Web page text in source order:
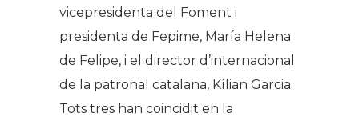
vicepresidenta del Foment i
presidenta de Fepime, María Helena
de Felipe, i el director d’internacional
de la patronal catalana, Kílian Garcia.
Tots tres han coincidit en la